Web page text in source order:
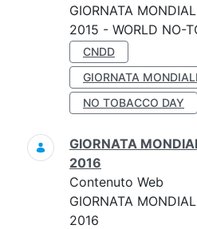
GIORNATA
2015 - WORLD NO-
CNDD
GIORNATA
NO TOBACCO DAY
GIORNATA
2016
Contenuto Web
GIORNATA
2016